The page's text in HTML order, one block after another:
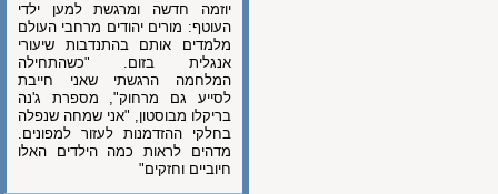
יוזמה חדשה ומרגשת למען ילדי
העוטף: מורים יהודים מרחבי העולם
מלמדים אותם בהתנדבות שיעורי
אנגלית בזום. "כשהתחילה
המלחמה הרגשתי שאני חייבת
לסייע גם מרחוק", מספרת ג'נה
בריקלו מבוסטון, "אני שמחה שנפלה
בחלקי ההזדמנות לעזור למפונים.
מדהים לראות כמה הילדים האלו
חיוביים וחזקים"